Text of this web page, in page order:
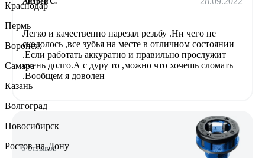
Легко и качественно нарезал резьбу .Ни чего не
скололось ,все зубья на месте в отличном состоянии
.Если работать аккуратно и правильно прослужит
очень долго.А с дуру то ,можно что хочешь сломать
.Вообщем я доволен
6 отзывов
Краснодар
Пермь
Воронеж
Самара
Казань
Волгоград
Новосибирск
Ростов-на-Дону